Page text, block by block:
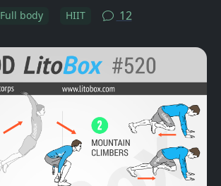
Full body HIIT 12